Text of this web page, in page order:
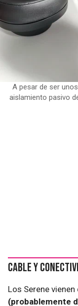
A pesar de ser
aislamiento pasivo
Cable y
Los Serene vienen
(probablemente